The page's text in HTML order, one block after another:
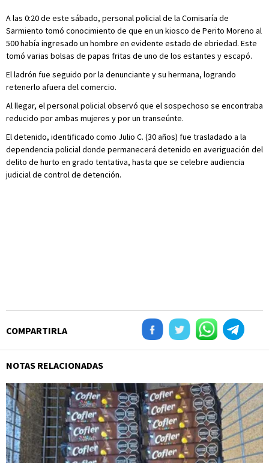
A las 0:20 de este sábado, personal policial de la Comisaría de
Sarmiento tomó conocimiento de que en un kiosco de Perito Moreno al
500 había ingresado un hombre en evidente estado de ebriedad. Este
tomó varias bolsas de papas fritas de uno de los estantes y escapó.
El ladrón fue seguido por la denunciante y su hermana, logrando
retenerlo afuera del comercio.
Al llegar, el personal policial observó que el sospechoso se encontraba
reducido por ambas mujeres y por un transeúnte.
El detenido, identificado como Julio C. (30 años) fue trasladado a la
dependencia policial donde permanecerá detenido en averiguación del
delito de hurto en grado tentativa, hasta que se celebre audiencia
judicial de control de detención.
COMPARTIRLA
NOTAS RELACIONADAS